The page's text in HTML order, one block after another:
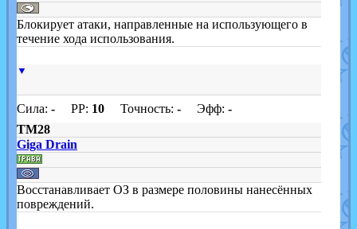
Блокирует атаки, направленные на использующего в
течение хода использования.
▼
Сила: -PP: 10Точность: -Эфф: -
TM28
Giga Drain
Восстанавливает ОЗ в размере половины нанесённых
повреждений.